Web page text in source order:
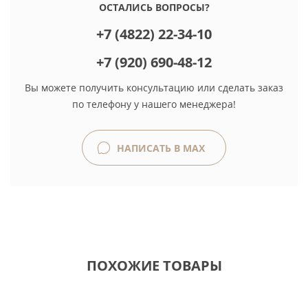
ОСТАЛИСЬ ВОПРОСЫ?
+7 (4822) 22-34-10
+7 (920) 690-48-12
Вы можете получить консультацию или сделать заказ
по телефону у нашего менеджера!
НАПИСАТЬ В MAX
ПОХОЖИЕ ТОВАРЫ